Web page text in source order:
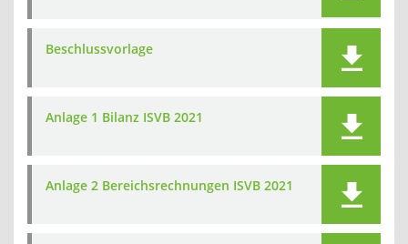
Beschlussvorlage
Anlage 1 Bilanz ISVB 2021
Anlage 2 Bereichsrechnungen ISVB 2021